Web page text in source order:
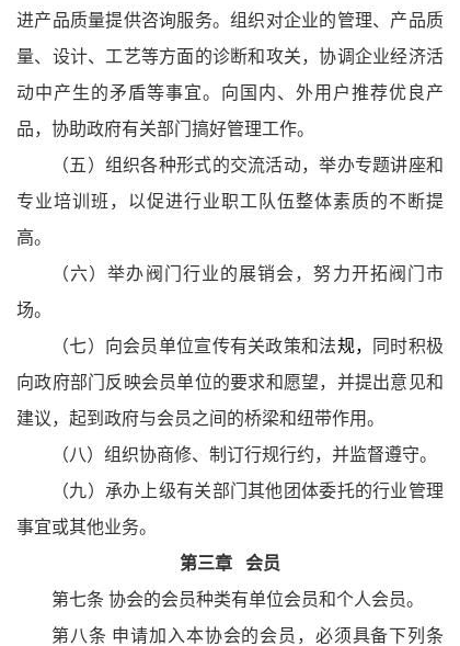
进产品质量提供咨询服务。组织对企业的管理、产品质
量、设计、工艺等方面的诊断和攻关，协调企业经济活
动中产生的矛盾等事宜。向国内、外用户推荐优良产
品，协助政府有关部门搞好管理工作。
（五）组织各种形式的交流活动，举办专题讲座和
专业培训班，以促进行业职工队伍整体素质的不断提
高。
（六）举办阀门行业的展销会，努力开拓阀门市
场。
（七）向会员单位宣传有关政策和法规，
同时积极
向政府部门反映会员单位的要求和愿望，并提出意见和
建议，起到政府与会员之间的桥梁和纽带作用。
（八）组织协商修、制订行规行约，并监督遵守。
（九）承办上级有关部门其他团体委托的行业管理
事宜或其他业务。
第三章
会员
第七条 协会的会员种类有单位会员和个人会员。
第八条 申请加入本协会的会员，必须具备下列条